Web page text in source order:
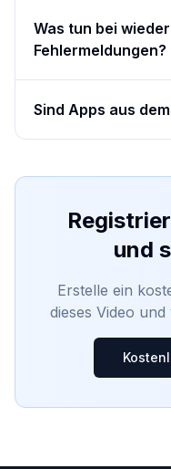
Was tun bei
Fehlermeldungen?
Sind Apps aus
und
Erstelle ein
dieses Video